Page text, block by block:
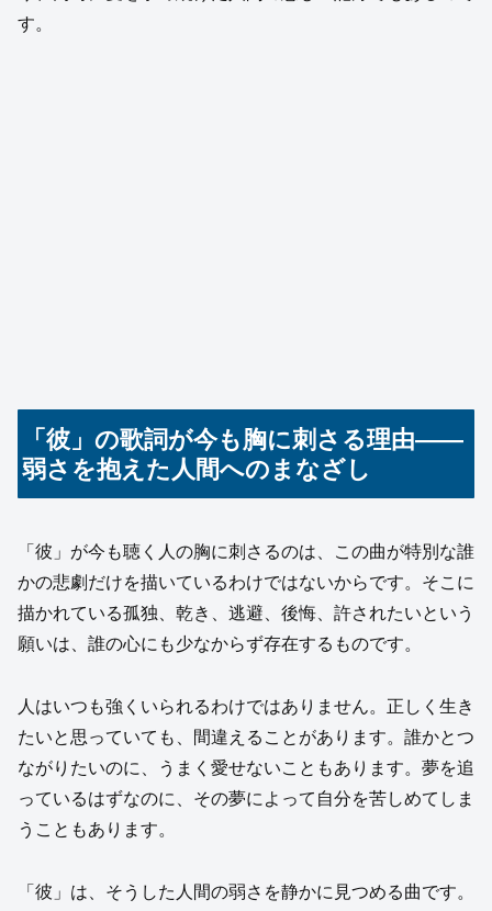
す。
「彼」の歌詞が今も胸に刺さる理由――
弱さを抱えた人間へのまなざし
「彼」が今も聴く人の胸に刺さるのは、この曲が特別な誰
かの悲劇だけを描いているわけではないからです。そこに
描かれている孤独、乾き、逃避、後悔、許されたいという
願いは、誰の心にも少なからず存在するものです。
人はいつも強くいられるわけではありません。正しく生き
たいと思っていても、間違えることがあります。誰かとつ
ながりたいのに、うまく愛せないこともあります。夢を追
っているはずなのに、その夢によって自分を苦しめてしま
うこともあります。
「彼」は、そうした人間の弱さを静かに見つめる曲です。